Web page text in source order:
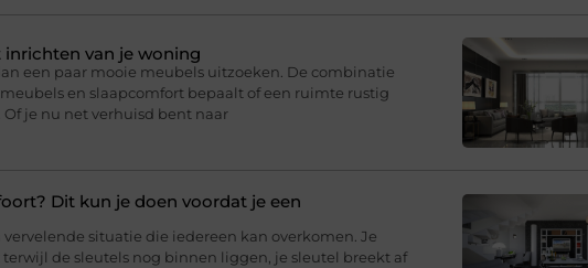
van je woning
een paar mooie meubels uitzoeken. De combinatie
en slaapcomfort bepaalt of een ruimte rustig
je nu net verhuisd bent naar
Dit kun je doen voordat je een
situatie die iedereen kan overkomen. Je
de sleutels nog binnen liggen, je sleutel breekt af